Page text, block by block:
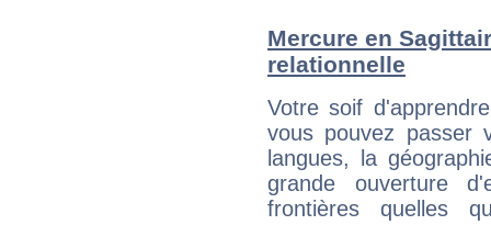
Mercure en
relationnelle
Votre soif
vous pouvez passer
langues, la
grande ouverture
frontières quelles